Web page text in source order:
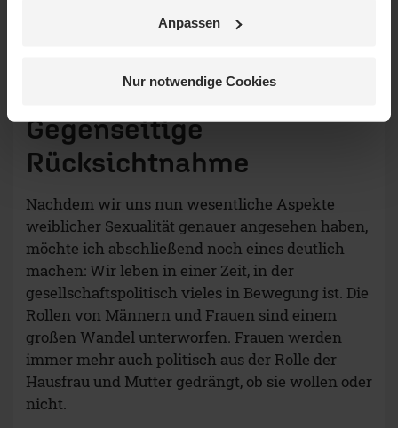
Anpassen
Nur notwendige Cookies
OKAY GUT
Gegenseitige
Rücksichtnahme
Nachdem wir uns nun wesentliche Aspekte
weiblicher Sexualität genauer angesehen haben,
möchte ich abschließend noch eines deutlich
machen: Wir leben in einer Zeit, in der
gesellschaftspolitisch vieles in Bewegung ist. Die
Rollen von Männern und Frauen sind einem
großen Wandel unterworfen. Frauen werden
immer mehr auch politisch aus der Rolle der
Hausfrau und Mutter gedrängt, ob sie wollen oder
nicht.